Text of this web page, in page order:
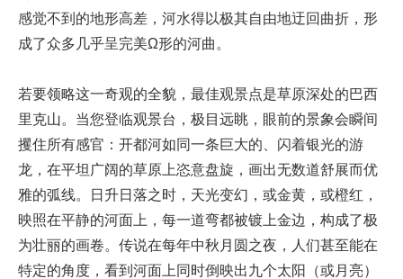
感觉不到的地形高差，河水得以极其自由地迂回曲折，形
成了众多几乎呈完美Ω形的河曲。
若要领略这一奇观的全貌，最佳观景点是草原深处的巴西
里克山。当您登临观景台，极目远眺，眼前的景象会瞬间
攫住所有感官：开都河如同一条巨大的、闪着银光的游
龙，在平坦广阔的草原上恣意盘旋，画出无数道舒展而优
雅的弧线。日升日落之时，天光变幻，或金黄，或橙红，
映照在平静的河面上，每一道弯都被镀上金边，构成了极
为壮丽的画卷。传说在每年中秋月圆之夜，人们甚至能在
特定的角度，看到河面上同时倒映出九个太阳（或月亮）